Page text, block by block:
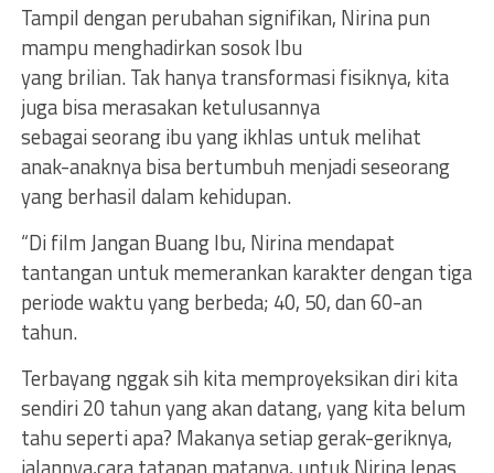
Tampil dengan perubahan signifikan, Nirina pun
mampu menghadirkan sosok Ibu
yang brilian. Tak hanya transformasi fisiknya, kita
juga bisa merasakan ketulusannya
sebagai seorang ibu yang ikhlas untuk melihat
anak-anaknya bisa bertumbuh menjadi seseorang
yang berhasil dalam kehidupan.
“Di film Jangan Buang Ibu, Nirina mendapat
tantangan untuk memerankan karakter dengan tiga
periode waktu yang berbeda; 40, 50, dan 60-an
tahun.
Terbayang nggak sih kita memproyeksikan diri kita
sendiri 20 tahun yang akan datang, yang kita belum
tahu seperti apa? Makanya setiap gerak-geriknya,